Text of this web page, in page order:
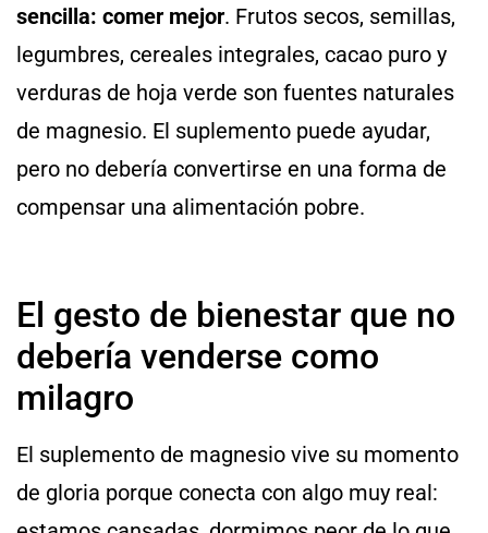
sencilla: comer mejor. Frutos secos, semillas,
legumbres, cereales integrales, cacao puro y
verduras de hoja verde son fuentes naturales
de magnesio. El suplemento puede ayudar,
pero no debería convertirse en una forma de
compensar una alimentación pobre.
El gesto de bienestar que no
debería venderse como
milagro
El suplemento de magnesio vive su momento
de gloria porque conecta con algo muy real: